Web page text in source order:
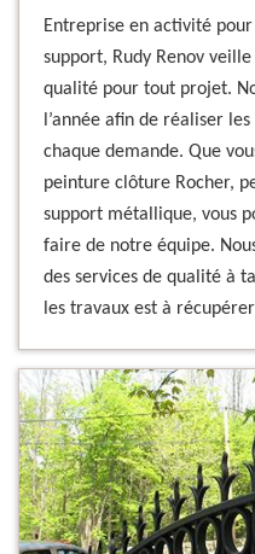
Entreprise en activité
support, Rudy Renov
qualité pour tout projet.
l’année afin de réaliser
chaque demande. Que
peinture clôture Rocher,
support métallique, vous
faire de notre équipe.
des services de qualité à
les travaux est à